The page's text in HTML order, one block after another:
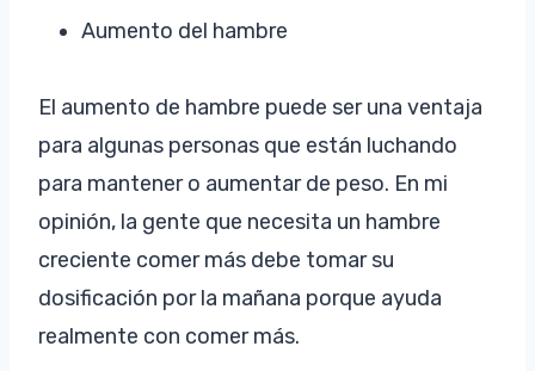
Aumento del hambre
El aumento de hambre puede ser una ventaja
para algunas personas que están luchando
para mantener o aumentar de peso. En mi
opinión, la gente que necesita un hambre
creciente comer más debe tomar su
dosificación por la mañana porque ayuda
realmente con comer más.